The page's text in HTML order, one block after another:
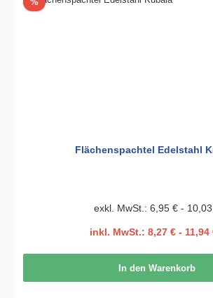
Flächenspachtel Edelstahl
exkl. MwSt.: 6,95 € -
inkl. MwSt.: 8,27 € - 11,94
In den Warenkorb